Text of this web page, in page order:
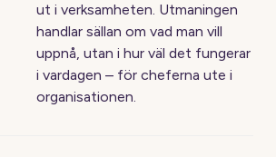
ut i verksamheten. Utmaningen
handlar sällan om vad man vill
uppnå, utan i hur väl det fungerar
i vardagen – för cheferna ute i
organisationen.